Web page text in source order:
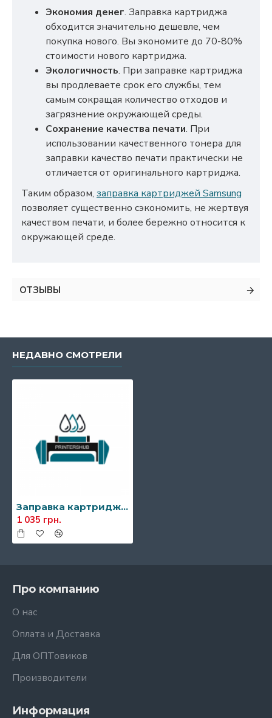
Экономия денег. Заправка картриджа
обходится значительно дешевле, чем
покупка нового. Вы экономите до 70-80%
стоимости нового картриджа.
Экологичность. При заправке картриджа
вы продлеваете срок его службы, тем
самым сокращая количество отходов и
загрязнение окружающей среды.
Сохранение качества печати. При
использовании качественного тонера для
заправки качество печати практически не
отличается от оригинального картриджа.
Таким образом, заправка картриджей Samsung
позволяет существенно сэкономить, не жертвуя
качеством печати, и более бережно относится к
окружающей среде.
ОТЗЫВЫ
НЕДАВНО СМОТРЕЛИ
Заправка картриджа Samsung SCX-D6555A
1 035 грн.
Про компанию
О нас
Оплата и Доставка
Для ОПТовиков
Производители
Информация